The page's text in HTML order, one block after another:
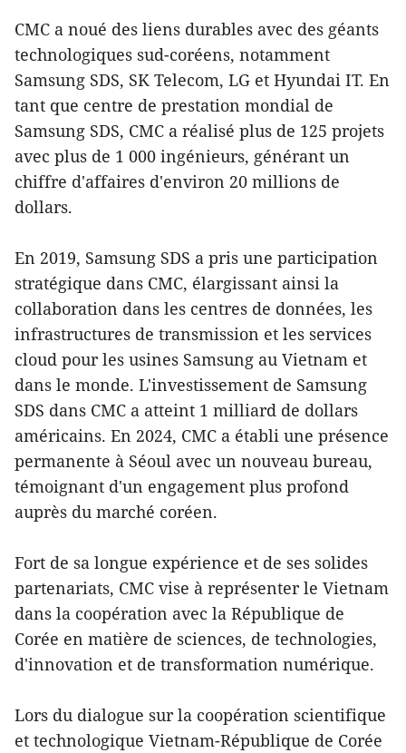
CMC a noué des liens durables avec des géants
technologiques sud-coréens, notamment
Samsung SDS, SK Telecom, LG et Hyundai IT. En
tant que centre de prestation mondial de
Samsung SDS, CMC a réalisé plus de 125 projets
avec plus de 1 000 ingénieurs, générant un
chiffre d'affaires d'environ 20 millions de
dollars.
En 2019, Samsung SDS a pris une participation
stratégique dans CMC, élargissant ainsi la
collaboration dans les centres de données, les
infrastructures de transmission et les services
cloud pour les usines Samsung au Vietnam et
dans le monde. L'investissement de Samsung
SDS dans CMC a atteint 1 milliard de dollars
américains. En 2024, CMC a établi une présence
permanente à Séoul avec un nouveau bureau,
témoignant d'un engagement plus profond
auprès du marché coréen.
Fort de sa longue expérience et de ses solides
partenariats, CMC vise à représenter le Vietnam
dans la coopération avec la République de
Corée en matière de sciences, de technologies,
d'innovation et de transformation numérique.
Lors du dialogue sur la coopération scientifique
et technologique Vietnam-République de Corée